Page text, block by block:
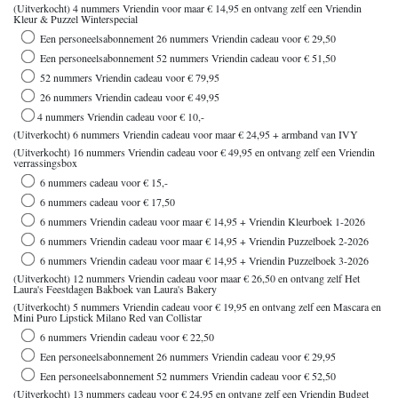
(Uitverkocht) 4 nummers Vriendin voor maar € 14,95 en ontvang zelf een Vriendin
Kleur & Puzzel Winterspecial
Een personeelsabonnement 26 nummers Vriendin cadeau voor € 29,50
Een personeelsabonnement 52 nummers Vriendin cadeau voor € 51,50
52 nummers Vriendin cadeau voor € 79,95
26 nummers Vriendin cadeau voor € 49,95
4 nummers Vriendin cadeau voor € 10,-
(Uitverkocht) 6 nummers Vriendin cadeau voor maar € 24,95 + armband van IVY
(Uitverkocht) 16 nummers Vriendin cadeau voor € 49,95 en ontvang zelf een Vriendin
verrassingsbox
6 nummers cadeau voor € 15,-
6 nummers cadeau voor € 17,50
6 nummers Vriendin cadeau voor maar € 14,95 + Vriendin Kleurboek 1-2026
6 nummers Vriendin cadeau voor maar € 14,95 + Vriendin Puzzelboek 2-2026
6 nummers Vriendin cadeau voor maar € 14,95 + Vriendin Puzzelboek 3-2026
(Uitverkocht) 12 nummers Vriendin cadeau voor maar € 26,50 en ontvang zelf Het
Laura's Feestdagen Bakboek van Laura's Bakery
(Uitverkocht) 5 nummers Vriendin cadeau voor € 19,95 en ontvang zelf een Mascara en
Mini Puro Lipstick Milano Red van Collistar
6 nummers Vriendin cadeau voor € 22,50
Een personeelsabonnement 26 nummers Vriendin cadeau voor € 29,95
Een personeelsabonnement 52 nummers Vriendin cadeau voor € 52,50
(Uitverkocht) 13 nummers cadeau voor € 24,95 en ontvang zelf een Vriendin Budget